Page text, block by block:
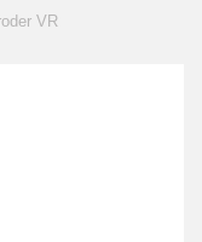
VR